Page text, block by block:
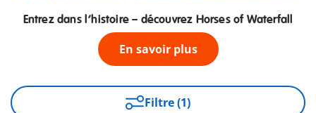
Entrez dans l’histoire – découvrez Horses of Waterfall
En savoir plus
Filtre (1)